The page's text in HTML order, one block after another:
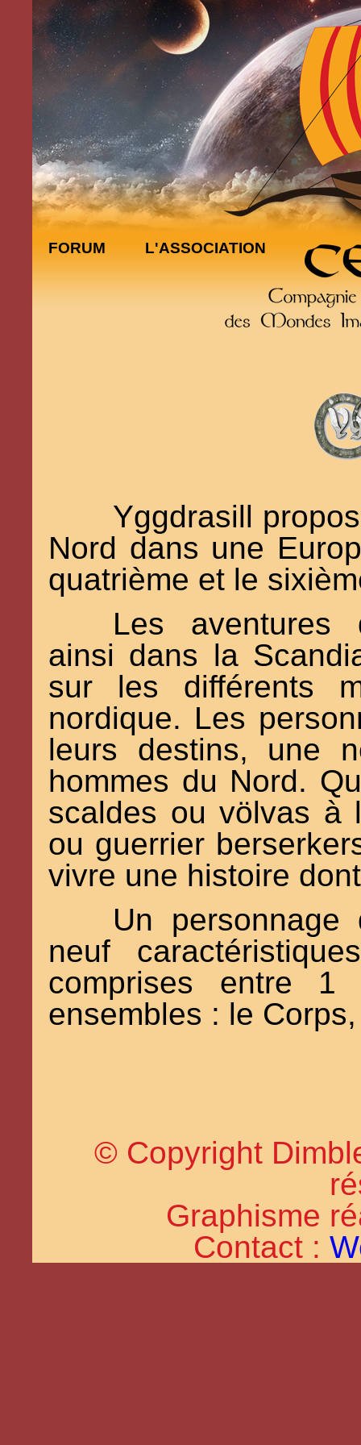
FORUM L'ASSOCIATION
Yggdrasill
Nord dans une
quatrième et le
Les aventures
ainsi dans la
sur les différents
nordique. Les
leurs destins, une
hommes du Nord.
scaldes ou völvas à
ou guerrier
vivre une histoire
Un
neuf
comprises entre
ensembles : le
© Copyright
Graphisme
Contact :